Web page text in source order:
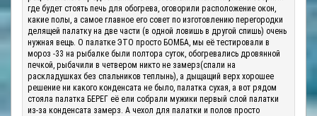
где будет стоять печь для обогрева, оговорили расположение окон,
какие полы, а самое главное его совет по изготовлению перегородки
делящей палатку на две части (в одной ловишь в другой спишь) очень
нужная вещь. О палатке ЭТО просто БОМБА, мы её тестировали в
мороз -33 на рыбалке были полтора суток, обогревались дровянной
печкой, рыбачили в четвером никто не замерз(спали на
раскладушках без спальников теплынь), а дыщащий верх хорошее
решение ни какого конденсата не было, палатка сухая, а вот рядом
стояла палатка БЕРЕГ её ели собрали мужики первый слой палатки
из-за конденсата замерз. А чехол для палатки и полов просто